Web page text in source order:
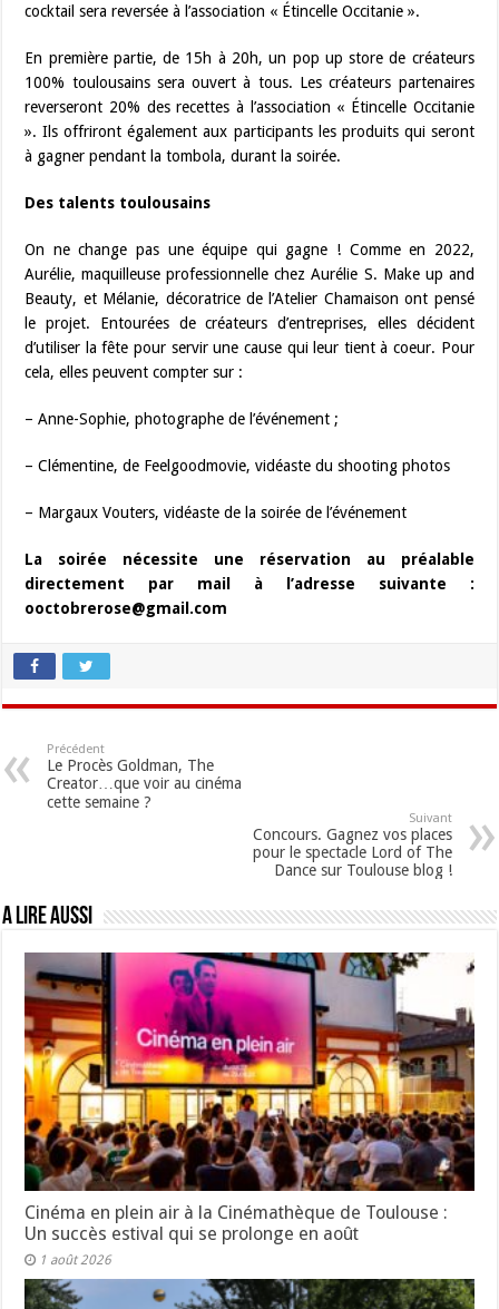
cocktail sera reversée à l’association « Étincelle Occitanie ».
En première partie, de 15h à 20h, un pop up store de créateurs
100% toulousains sera ouvert à tous. Les créateurs partenaires
reverseront 20% des recettes à l’association « Étincelle Occitanie
». Ils offriront également aux participants les produits qui seront
à gagner pendant la tombola, durant la soirée.
Des talents toulousains
On ne change pas une équipe qui gagne ! Comme en 2022,
Aurélie, maquilleuse professionnelle chez Aurélie S. Make up and
Beauty, et Mélanie, décoratrice de l’Atelier Chamaison ont pensé
le projet. Entourées de créateurs d’entreprises, elles décident
d’utiliser la fête pour servir une cause qui leur tient à coeur. Pour
cela, elles peuvent compter sur :
– Anne-Sophie, photographe de l’événement ;
– Clémentine, de Feelgoodmovie, vidéaste du shooting photos
– Margaux Vouters, vidéaste de la soirée de l’événement
La soirée nécessite une réservation au préalable
directement par mail à l’adresse suivante :
ooctobrerose@gmail.com
Précédent
Le Procès Goldman, The
Creator…que voir au cinéma
cette semaine ?
Suivant
Concours. Gagnez vos places
pour le spectacle Lord of The
Dance sur Toulouse blog !
A lire aussi
Cinéma en plein air à la Cinémathèque de Toulouse :
Un succès estival qui se prolonge en août
1 août 2026